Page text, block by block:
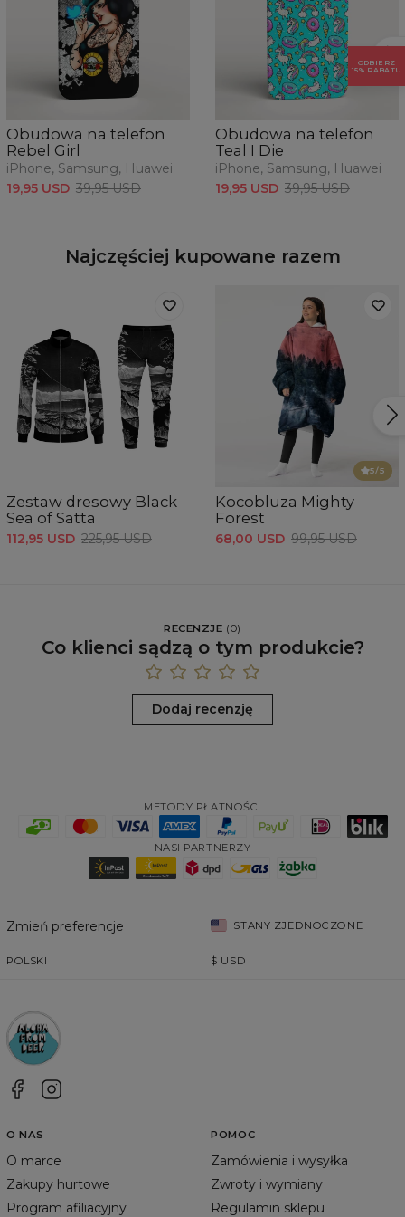
Obudowa na telefon
Rebel Girl
iPhone, Samsung, Huawei
19,95 USD 39,95 USD
Obudowa na telefon
Teal I Die
iPhone, Samsung, Huawei
19,95 USD 39,95 USD
Najczęściej kupowane razem
Zestaw dresowy Black
Sea of Satta
112,95 USD 225,95 USD
5/5
Kocobluza Mighty
Forest
68,00 USD 99,95 USD
RECENZJE (0)
Co klienci sądzą o tym produkcie?
Dodaj recenzję
METODY PŁATNOŚCI
NASI PARTNERZY
Zmień preferencje STANY ZJEDNOCZONE
POLSKI $ USD
O NAS
O marce
Zakupy hurtowe
Program afiliacyjny
POMOC
Zamówienia i wysyłka
Zwroty i wymiany
Regulamin sklepu
ODBIERZ
15% RABATU